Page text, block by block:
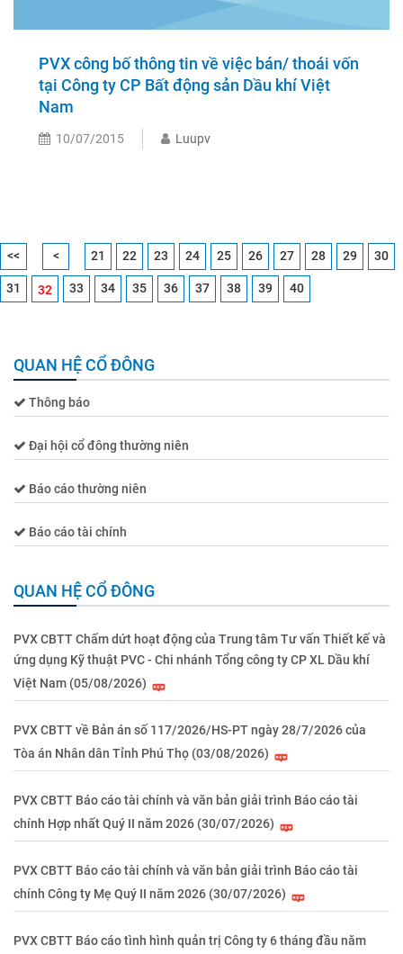
PVX công bố thông tin về việc bán/ thoái vốn
tại Công ty CP Bất động sản Dầu khí Việt
Nam
10/07/2015 Luupv
<< < 21 22 23 24 25 26 27 28 29 30
31 32 33 34 35 36 37 38 39 40
QUAN HỆ CỔ ĐÔNG
Thông báo
Đại hội cổ đông thường niên
Báo cáo thường niên
Báo cáo tài chính
QUAN HỆ CỔ ĐÔNG
PVX CBTT Chấm dứt hoạt động của Trung tâm Tư vấn Thiết kế và
ứng dụng Kỹ thuật PVC - Chi nhánh Tổng công ty CP XL Dầu khí
Việt Nam (05/08/2026)
PVX CBTT về Bản án số 117/2026/HS-PT ngày 28/7/2026 của
Tòa án Nhân dân Tỉnh Phú Thọ (03/08/2026)
PVX CBTT Báo cáo tài chính và văn bản giải trình Báo cáo tài
chính Hợp nhất Quý II năm 2026 (30/07/2026)
PVX CBTT Báo cáo tài chính và văn bản giải trình Báo cáo tài
chính Công ty Mẹ Quý II năm 2026 (30/07/2026)
PVX CBTT Báo cáo tình hình quản trị Công ty 6 tháng đầu năm